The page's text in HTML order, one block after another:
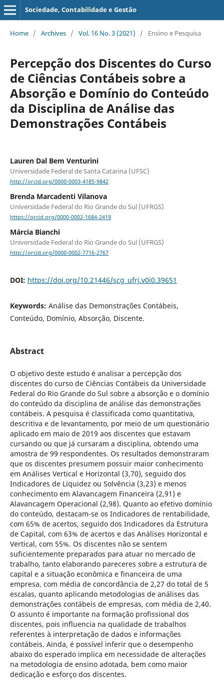
Sociedade, Contabilidade e Gestão
Home / Archives / Vol. 16 No. 3 (2021) / Ensino e Pesquisa
Percepção dos Discentes do Curso
de Ciências Contábeis sobre a
Absorção e Domínio do Conteúdo
da Disciplina de Análise das
Demonstrações Contábeis
Lauren Dal Bem Venturini
Universidade Federal de Santa Catarina (UFSC)
http://orcid.org/0000-0003-4185-9842
Brenda Marcadenti Vilanova
Universidade Federal do Rio Grande do Sul (UFRGS)
https://orcid.org/0000-0002-1684-2419
Márcia Bianchi
Universidade Federal do Rio Grande do Sul (UFRGS)
http://orcid.org/0000-0002-7716-2767
DOI: https://doi.org/10.21446/scg_ufrj.v0i0.39651
Keywords: Análise das Demonstrações Contábeis,
Conteúdo, Domínio, Absorção, Discente.
Abstract
O objetivo deste estudo é analisar a percepção dos
discentes do curso de Ciências Contábeis da Universidade
Federal do Rio Grande do Sul sobre a absorção e o domínio
do conteúdo da disciplina de análise das demonstrações
contábeis. A pesquisa é classificada como quantitativa,
descritiva e de levantamento, por meio de um questionário
aplicado em maio de 2019 aos discentes que estavam
cursando ou que já cursaram a disciplina, obtendo uma
amostra de 99 respondentes. Os resultados demonstraram
que os discentes presumem possuir maior conhecimento
em Análises Vertical e Horizontal (3,70), seguido dos
Indicadores de Liquidez ou Solvência (3,23) e menos
conhecimento em Alavancagem Financeira (2,91) e
Alavancagem Operacional (2,98). Quanto ao efetivo domínio
do conteúdo, destacam-se os Indicadores de rentabilidade,
com 65% de acertos, seguido dos Indicadores da Estrutura
de Capital, com 63% de acertos e das Análises Horizontal e
Vertical, com 55%. Os discentes não se sentem
suficientemente preparados para atuar no mercado de
trabalho, tanto elaborando pareceres sobre a estrutura de
capital e a situação econômica e financeira de uma
empresa, com média de concordância de 2,27 do total de 5
escalas, quanto aplicando metodologias de análises das
demonstrações contábeis de empresas, com média de 2,40.
O assunto é importante na formação profissional dos
discentes, pois influencia na qualidade de trabalhos
referentes à interpretação de dados e informações
contábeis. Ainda, é possível inferir que o desempenho
abaixo do esperado implica em necessidade de alterações
na metodologia de ensino adotada, bem como maior
dedicação e esforço dos discentes.